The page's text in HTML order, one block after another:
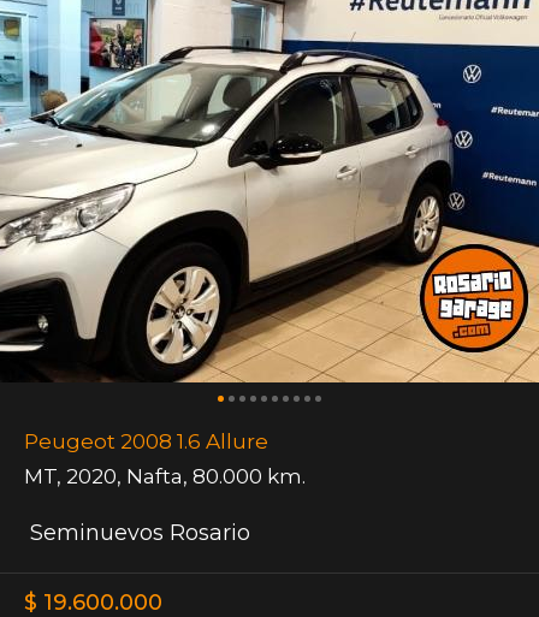
Peugeot 2008 1.6 Allure
MT, 2020, Nafta, 80.000 km.
Seminuevos Rosario
$ 19.600.000